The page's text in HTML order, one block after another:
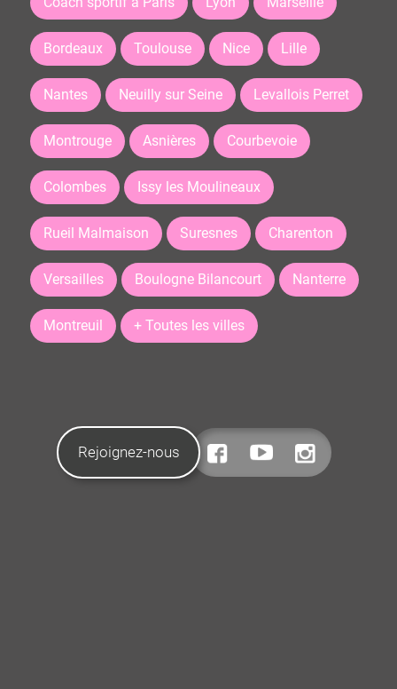
Bordeaux Toulouse Nice Lille
Nantes Neuilly sur Seine Levallois Perret
Montrouge Asnières Courbevoie
Colombes Issy les Moulineaux
Rueil Malmaison Suresnes Charenton
Versailles Boulogne Bilancourt Nanterre
Montreuil + Toutes les villes
Rejoignez-nous